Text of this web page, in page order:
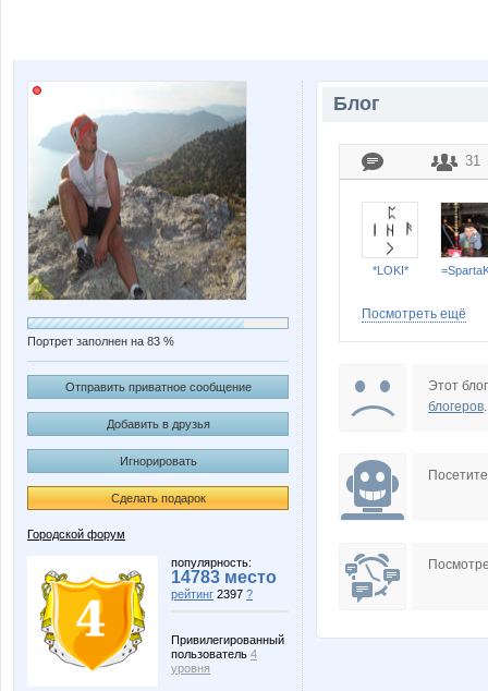
Портрет заполнен на 83 %
Отправить приватное сообщение
Добавить в друзья
Игнорировать
Сделать подарок
Городской форум
популярность:
14783 место
рейтинг 2397 ?
Привилегированный
пользователь 4
уровня
Блог
31
*LOKI*
done well
Ежуля
Посмотреть ещё
Этот
блогеров.